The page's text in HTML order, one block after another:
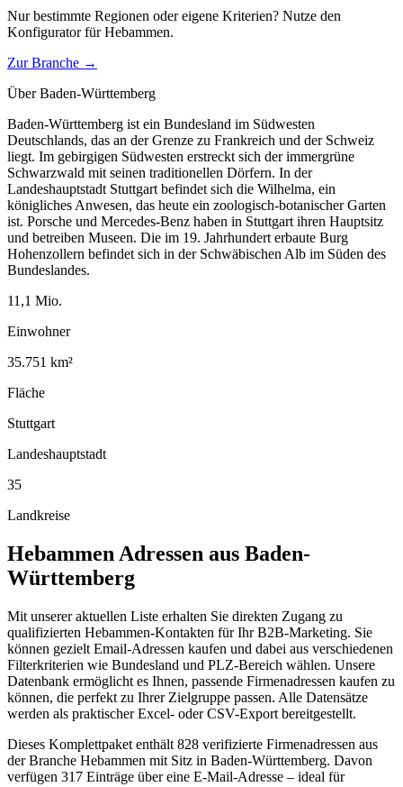
Nur bestimmte Regionen oder eigene Kriterien? Nutze den
Konfigurator fürHebammen.
Zur Branche →
ÜberBaden-Württemberg
Baden-Württemberg ist ein Bundesland im Südwesten
Deutschlands, das an der Grenze zu Frankreich und der Schweiz
liegt. Im gebirgigen Südwesten erstreckt sich der immergrüne
Schwarzwald mit seinen traditionellen Dörfern. In der
Landeshauptstadt Stuttgart befindet sich die Wilhelma, ein
königliches Anwesen, das heute ein zoologisch-botanischer Garten
ist. Porsche und Mercedes-Benz haben in Stuttgart ihren Hauptsitz
und betreiben Museen. Die im 19. Jahrhundert erbaute Burg
Hohenzollern befindet sich in der Schwäbischen Alb im Süden des
Bundeslandes.
11,1 Mio.
Einwohner
35.751 km²
Fläche
Stuttgart
Landeshauptstadt
35
Landkreise
Hebammen Adressen aus Baden-
Württemberg
Mit unserer aktuellen Liste erhalten Sie direkten Zugang zu
qualifizierten Hebammen-Kontakten für Ihr B2B-Marketing. Sie
können gezielt Email-Adressen kaufen und dabei aus verschiedenen
Filterkriterien wie Bundesland und PLZ-Bereich wählen. Unsere
Datenbank ermöglicht es Ihnen, passende Firmenadressen kaufen zu
können, die perfekt zu Ihrer Zielgruppe passen. Alle Datensätze
werden als praktischer Excel- oder CSV-Export bereitgestellt.
Dieses Komplettpaket enthält 828 verifizierte Firmenadressen aus
der Branche Hebammen mit Sitz in Baden-Württemberg. Davon
verfügen 317 Einträge über eine E-Mail-Adresse – ideal für